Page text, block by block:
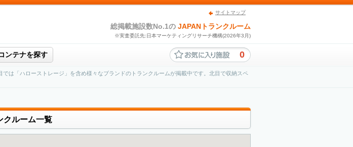
サイトマップ
総掲載施設数No.1の JAPANトランクルーム
※実査委託先:日本マーケティングリサーチ機構(2026年3月)
ンテナを探す 0
は「ハローストレージ」を含め様々なブランドのトランクルームが掲載中です。北目で収納スペ
クルーム一覧